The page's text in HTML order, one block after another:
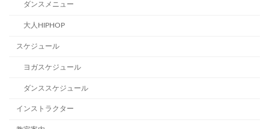
ダンスメニュー
大人HIPHOP
スケジュール
ヨガスケジュール
ダンススケジュール
インストラクター